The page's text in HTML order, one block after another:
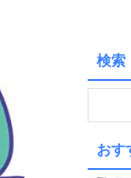
検索
おす